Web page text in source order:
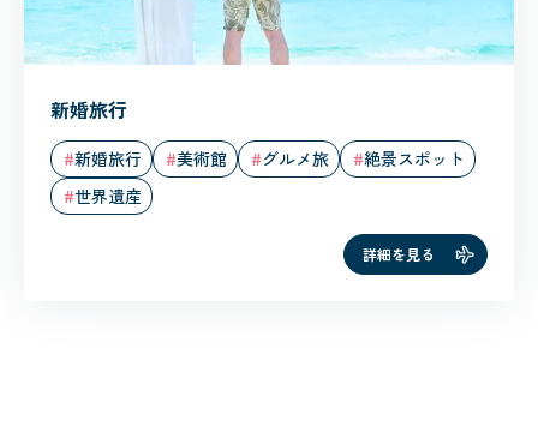
新婚旅行
新婚旅行 美術館 グルメ旅
絶景スポット
世界遺産
詳細を見る